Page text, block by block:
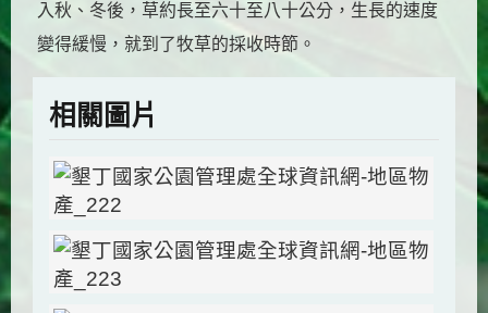
入秋、冬後，草約長至六十至八十公分，生長的速度
變得緩慢，就到了牧草的採收時節。
相關圖片